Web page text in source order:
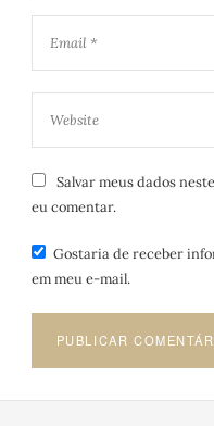
Salvar meus dados
eu comentar.
Gostaria de receber
em meu e-mail.